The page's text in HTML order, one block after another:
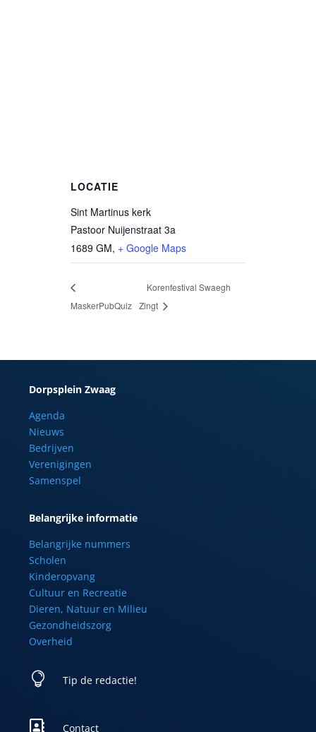
LOCATIE
Sint Martinus kerk
Pastoor Nuijenstraat 3a
1689 GM, + Google Maps
MaskerPubQuiz
Korenfestival Swaegh
Zingt
Dorpsplein Zwaag
Agenda
Nieuws
Bedrijven
Verenigingen
Samenspel
Belangrijke informatie
Belangrijke nummers
Scholen
Kinderopvang
Cultuur en Recreatie
Dieren, Natuur en Milieu
Gezondheidszorg
Overheid
 Tip de redactie!
 Contact